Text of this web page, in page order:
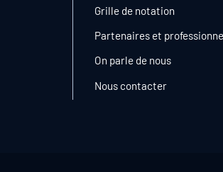
Grille de notation
Partenaires et
On parle de nous
Nous contacter